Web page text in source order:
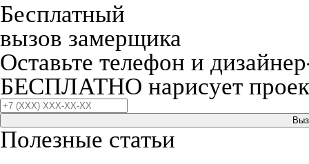
Бесплатный
вызов замерщика
Оставьте телефон и
БЕСПЛАТНО нарисует
Полезные статьи